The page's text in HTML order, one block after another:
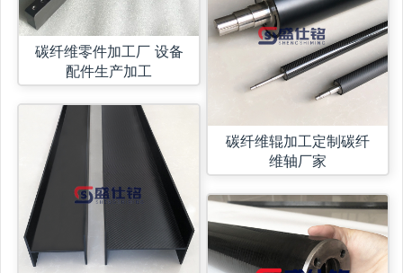
碳纤维零件加工厂 设备
配件生产加工
碳纤维辊加工定制碳纤
维轴厂家